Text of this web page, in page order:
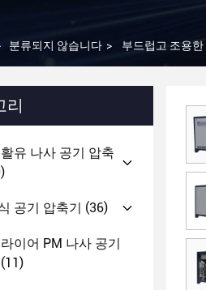
분류되지 않습니다 > 부드럽고 조용
리
유 나사 공기 압축
공기 압축기 (36)
이어 PM 나사 공기
(11)